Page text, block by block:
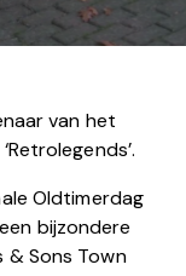
van het
Oldtimerdag
bijzondere
& Sons Town